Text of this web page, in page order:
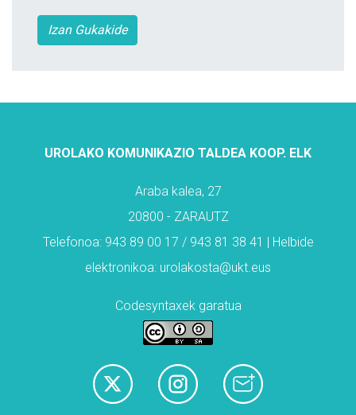
Izan Gukakide
UROLAKO KOMUNIKAZIO TALDEA KOOP. ELK
Araba kalea, 27
20800 - ZARAUTZ
Telefonoa: 943 89 00 17 / 943 81 38 41 | Helbide
elektronikoa: urolakosta@ukt.eus
Codesyntaxek garatua